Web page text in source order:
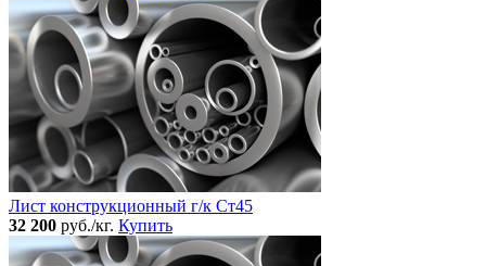
Лист конструкционный г/к Ст45
32 200 руб./кг. Купить